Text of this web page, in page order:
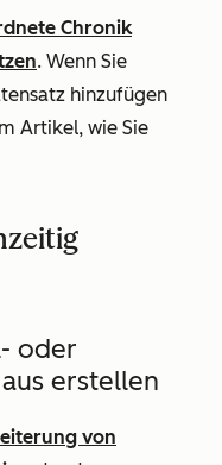
Chronik
. Wenn Sie
hinzufügen
Artikel, wie Sie
oder
erstellen
von